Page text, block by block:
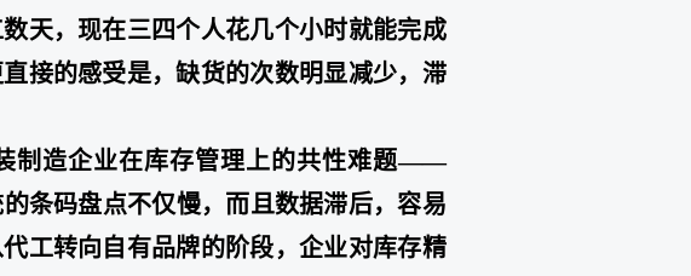
天，现在三四个人花几个小时就能完成
接的感受是，缺货的次数明显减少，滞
制造企业在库存管理上的共性难题——
条码盘点不仅慢，而且数据滞后，容易
工转向自有品牌的阶段，企业对库存精